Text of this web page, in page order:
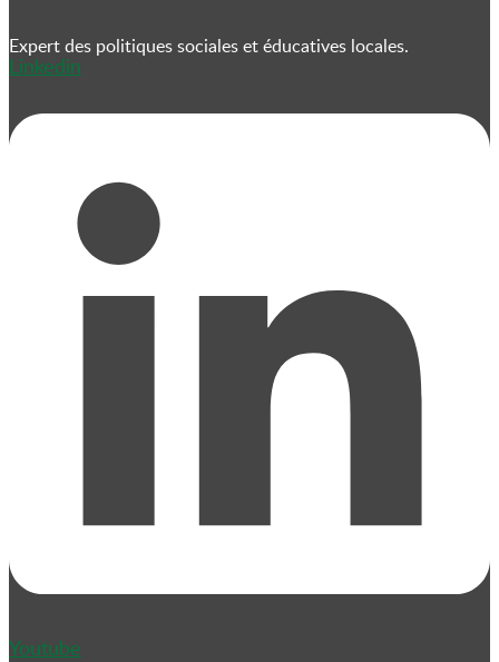
Expert des politiques sociales et éducatives locales.
Linkedin
Youtube